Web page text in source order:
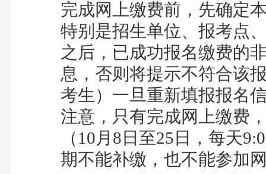
完成网上缴费前，先确定
特别是招生单位、报考点
之后，已成功报名缴费的
息，否则将提示不符合该
考生） 一旦重新填报报名
注意，只有完成网上缴费
（10月 8 日至25 日，每天
期不能补缴，也不能参加